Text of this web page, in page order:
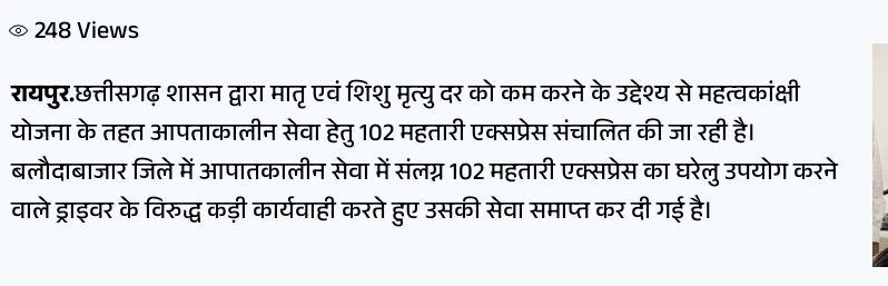
248Views
रायपुर.छत्तीसगढ़ शासन द्वारा मातृ एवं शिशु मृत्यु दर को कम करने के उद्देश्य से महत्वकांक्षी
योजना के तहत आपताकालीन सेवा हेतु 102 महतारी एक्सप्रेस संचालित की जा रही है।
बलौदाबाजार जिले में आपातकालीन सेवा में संलग्न 102 महतारी एक्सप्रेस का घरेलु उपयोग करने
वाले ड्राइवर के विरुद्ध कड़ी कार्यवाही करते हुए उसकी सेवा समाप्त कर दी गई है।